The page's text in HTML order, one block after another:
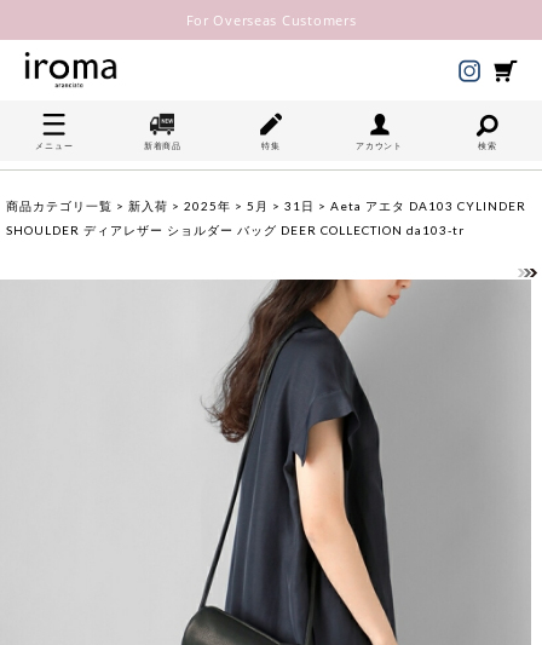
For Overseas Customers
メニュー 新着商品 特集 アカウント 検索
商品カテゴリ一覧 > 新入荷 > 2025年 > 5月 > 31日 > Aeta アエタ DA103 CYLINDER
SHOULDER ディアレザー ショルダー バッグ DEER COLLECTION da103-tr